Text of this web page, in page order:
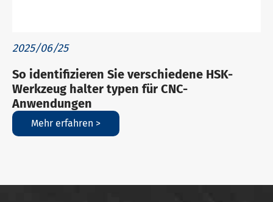
2025/06/25
So identifizieren Sie verschiedene HSK-
Werkzeug halter typen für CNC-
Anwendungen
Mehr erfahren >